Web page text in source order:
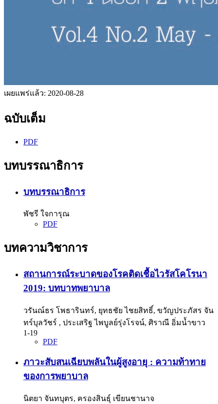
เผยแพร่แล้ว: 2020-08-28
ฉบับเต็ม
PDF
บทบรรณาธิการ
บทบรรณาธิการ
พัชรี ใจการุณ
PDF
บทความวิชาการ
สถานการณ์ระบาดของโรคติดเชื้อไวรัสโคโรนา
2019: บทบาทพยาบาล
วรันณ์ธร โพธารินทร์, ยุทธชัย ไชยสิทธิ์, ขวัญประภัสร จัน
ทร์บุลวัชร์ , ประเสริฐ ไพบูลย์รุ่งโรจน์, ศิราณี อิ่มน้ำขาว
1-19
PDF
ภาวะสับสนเฉียบพลันในผู้สูงอายุ : ความท้าทาย
ของการพยาบาล
นิตยา จันทบุตร, ครองสินธุ์ เขียนชานาจ